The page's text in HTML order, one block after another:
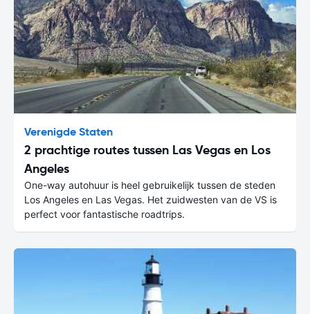
Verenigde Staten
2 prachtige routes tussen Las Vegas en Los
Angeles
One-way autohuur is heel gebruikelijk tussen de steden
Los Angeles en Las Vegas. Het zuidwesten van de VS is
perfect voor fantastische roadtrips.